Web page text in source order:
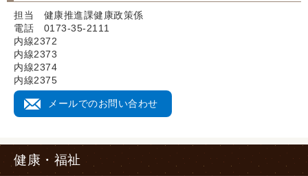
担当 健康推進課健康政策係
電話 0173-35-2111
内線2372
内線2373
内線2374
内線2375
メールでのお問い合わせ
健康・福祉